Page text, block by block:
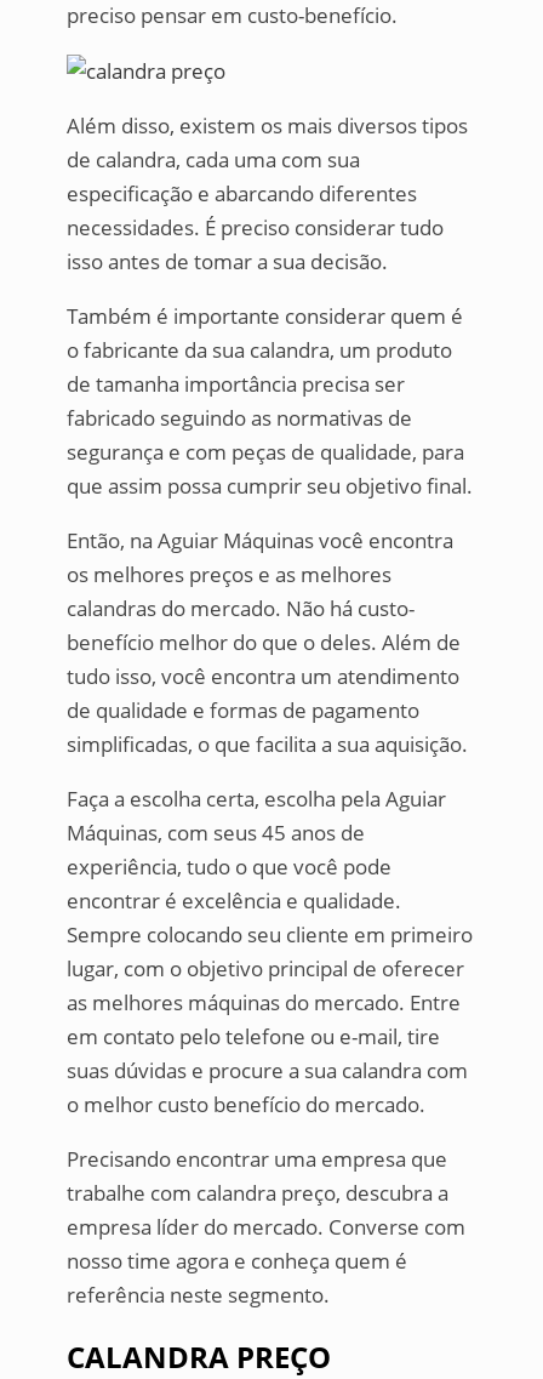
preciso pensar em custo-benefício.
Além disso, existem os mais diversos tipos
de calandra, cada uma com sua
especificação e abarcando diferentes
necessidades. É preciso considerar tudo
isso antes de tomar a sua decisão.
Também é importante considerar quem é
o fabricante da sua calandra, um produto
de tamanha importância precisa ser
fabricado seguindo as normativas de
segurança e com peças de qualidade, para
que assim possa cumprir seu objetivo final.
Então, na Aguiar Máquinas você encontra
os melhores preços e as melhores
calandras do mercado. Não há custo-
benefício melhor do que o deles. Além de
tudo isso, você encontra um atendimento
de qualidade e formas de pagamento
simplificadas, o que facilita a sua aquisição.
Faça a escolha certa, escolha pela Aguiar
Máquinas, com seus 45 anos de
experiência, tudo o que você pode
encontrar é excelência e qualidade.
Sempre colocando seu cliente em primeiro
lugar, com o objetivo principal de oferecer
as melhores máquinas do mercado. Entre
em contato pelo telefone ou e-mail, tire
suas dúvidas e procure a sua calandra com
o melhor custo benefício do mercado.
Precisando encontrar uma empresa que
trabalhe com calandra preço, descubra a
empresa líder do mercado. Converse com
nosso time agora e conheça quem é
referência neste segmento.
CALANDRA PREÇO